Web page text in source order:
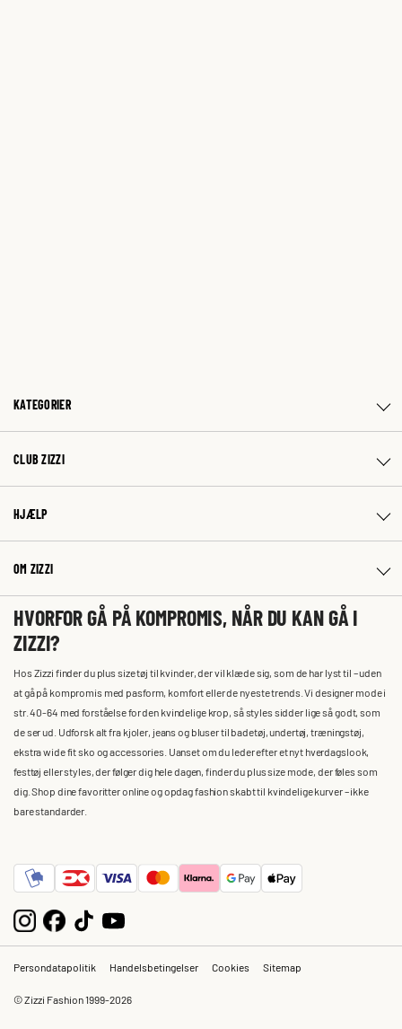
KATEGORIER
CLUB ZIZZI
HJÆLP
OM ZIZZI
HVORFOR GÅ PÅ KOMPROMIS, NÅR DU KAN GÅ I
ZIZZI?
Hos Zizzi finder du plus size tøj til kvinder, der vil klæde sig, som de har lyst til – uden
at gå på kompromis med pasform, komfort eller de nyeste trends. Vi designer mode i
str. 40-64 med forståelse for den kvindelige krop, så styles sidder lige så godt, som
de ser ud. Udforsk alt fra kjoler, jeans og bluser til badetøj, undertøj, træningstøj,
ekstra wide fit sko og accessories. Uanset om du leder efter et nyt hverdagslook,
festtøj eller styles, der følger dig hele dagen, finder du plus size mode, der føles som
dig. Shop dine favoritter online og opdag fashion skabt til kvindelige kurver – ikke
bare standarder.
Persondatapolitik Handelsbetingelser Cookies Sitemap
© Zizzi Fashion 1999-2026